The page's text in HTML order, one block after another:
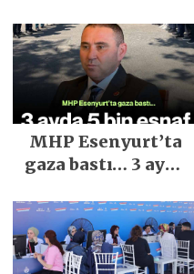
İlgi Gördü!..
MHP Esenyurt’ta
gaza bastı… 3 ayda
edildi